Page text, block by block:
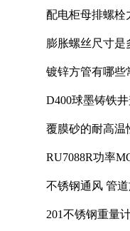
配电柜母排螺栓
膨胀螺丝尺寸是
镀锌方管有哪些
D400球墨铸铁
覆膜砂的耐高温
RU7088R功率
不锈钢通风 管
201不锈钢重量